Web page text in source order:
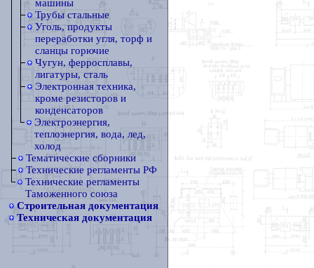
машины
Трубы стальные
Уголь, продукты
переработки угля, торф и
сланцы горючие
Чугун, ферросплавы,
лигатуры, сталь
Электронная техника,
кроме резисторов и
конденсаторов
Электроэнергия,
теплоэнергия, вода, лед,
холод
Тематические сборники
Технические регламенты РФ
Технические регламенты
Таможенного союза
Строительная документация
Техническая документация